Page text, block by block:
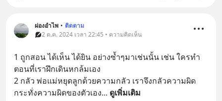
ผ่องอำไพ • ติดตาม
2 ต.ค. 2024 เวลา 22:45 • ความคิดเห็น
1 ถูกสอน ได้เห็น ได้ยิน อย่างซ้ำๆมาเช่นนั้น เช่น ใครทำ
ตอนที่เราฝึกเดินหกล้มเอง
2 กลัว พ่อแม่หยุดลูกด้วยความกลัว เราจึงกลัวความผิด
กระทั่งความผิดของตัวเอง... ดูเพิ่มเติม